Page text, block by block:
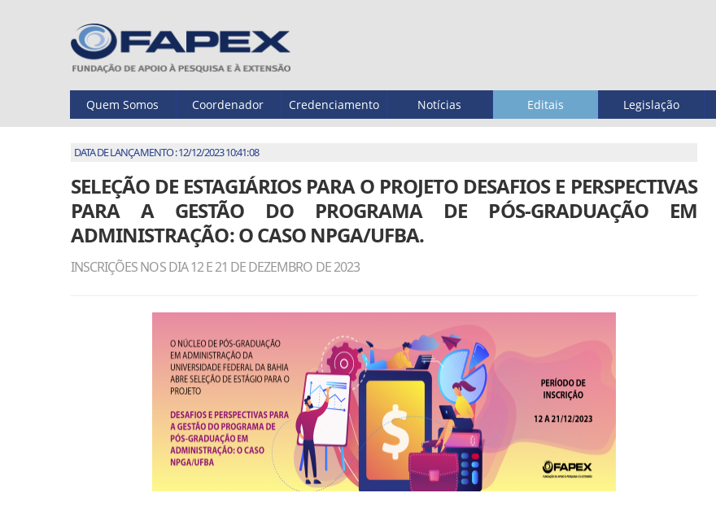
Quem Somos Coordenador Credenciamento Notícias Editais Legislação
DATA DE LANÇAMENTO : 12/12/2023 10:41:08
SELEÇÃO DE ESTAGIÁRIOS PARA O PROJETO DESAFIOS E PERSPECTIVAS
PARA A GESTÃO DO PROGRAMA DE PÓS-GRADUAÇÃO EM
ADMINISTRAÇÃO: O CASO NPGA/UFBA.
INSCRIÇÕES NOS DIA 12 E 21 DE DEZEMBRO DE 2023